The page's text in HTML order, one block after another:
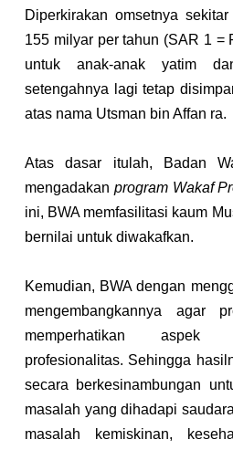
Diperkirakan omsetnya
155 milyar per tahun (SAR 1 =
untuk anak-anak yatim
setengahnya lagi tetap
atas nama Utsman bin Affan ra.
Atas dasar itulah, Badan
mengadakan program Wakaf
ini, BWA memfasilitasi kaum
bernilai untuk diwakafkan.
Kemudian, BWA dengan
mengembangkannya agar
memperhatikan aspek
profesionalitas. Sehingga
secara berkesinambungan
masalah yang dihadapi
masalah kemiskinan,